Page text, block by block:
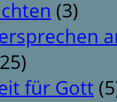
(3)
für Gott